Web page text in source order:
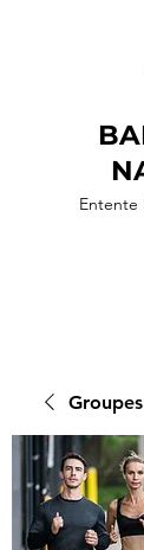
Entente
Groupes